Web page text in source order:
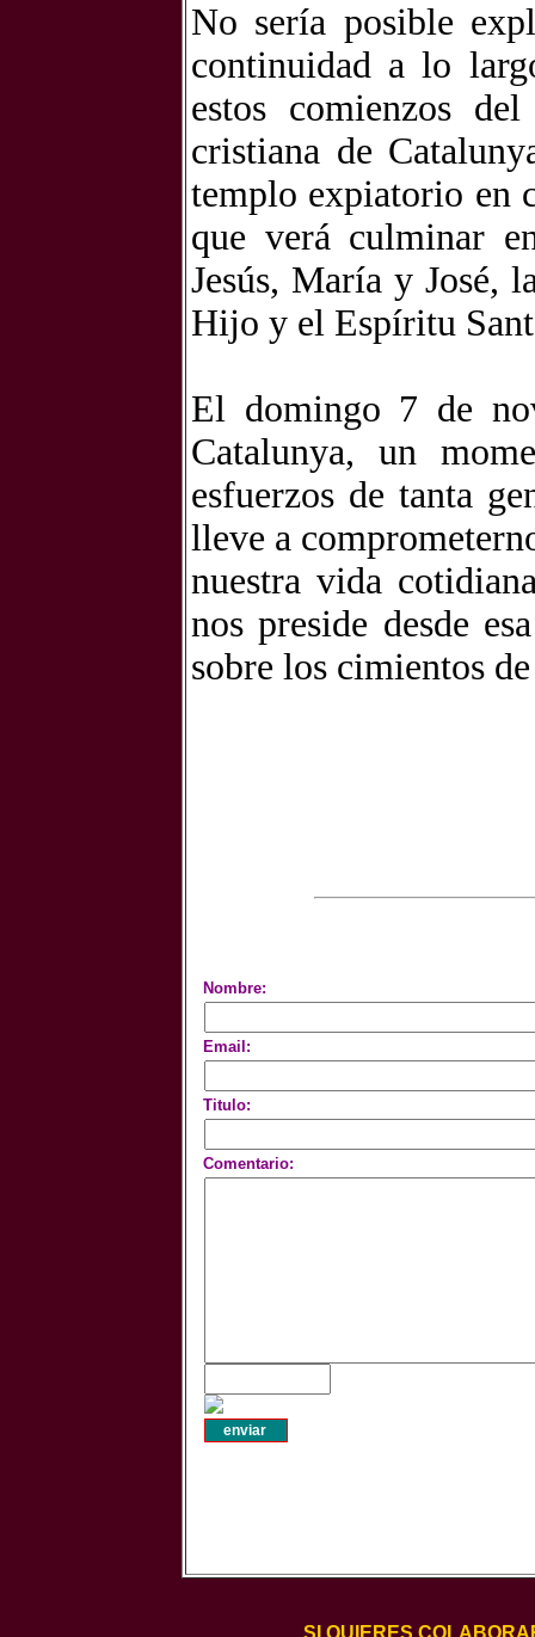
No sería posible
continuidad a lo
estos comienzos
cristiana de
templo expiatorio en
que verá culminar
Jesús, María y José,
Hijo y el Espíritu
El domingo 7 de
Catalunya, un
esfuerzos de tanta
lleve a
nuestra vida
nos preside desde
sobre los cimientos
Nombre:
Email:
Titulo:
Comentario:
SI QUIERES